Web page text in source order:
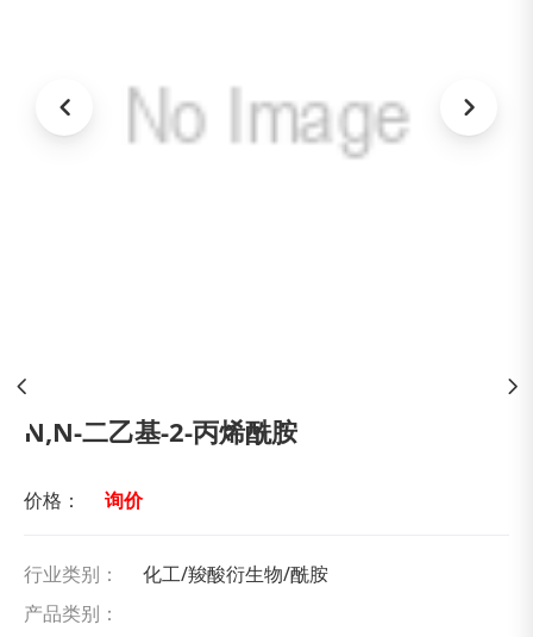
N,N-二乙基-2-丙烯酰胺
价格： 询价
行业类别：
化工/羧酸衍生物/酰胺
产品类别：